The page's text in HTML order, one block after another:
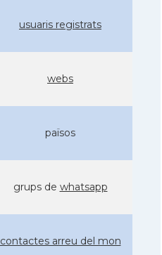
usuaris registrats
webs
països
grups de whatsapp
contactes arreu del mon